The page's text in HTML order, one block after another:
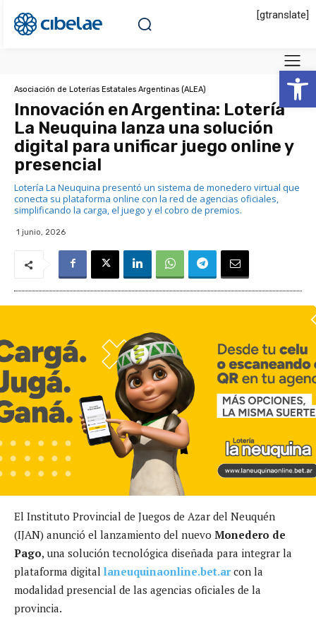
Abrir
[gtranslate]
Asociación de Loterías Estatales Argentinas (ALEA)
Innovación en Argentina: Lotería
La Neuquina lanza una solución
digital para unificar juego online y
presencial
Lotería La Neuquina presentó un sistema de monedero virtual que
conecta su plataforma online con la red de agencias oficiales,
simplificando la carga, el juego y el cobro de premios.
1 junio, 2026
El Instituto Provincial de Juegos de Azar del Neuquén
(IJAN) anunció el lanzamiento del nuevo Monedero de
Pago, una solución tecnológica diseñada para integrar la
plataforma digital laneuquinaonline.bet.arcon la
modalidad presencial de las agencias oficiales de la
provincia.